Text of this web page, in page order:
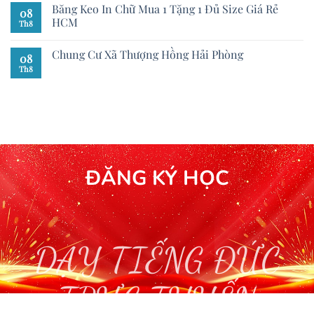
08
Th8
Băng Keo In Chữ Mua 1 Tặng 1 Đủ Size Giá Rẻ
HCM
08
Th8
Chung Cư Xã Thượng Hồng Hải Phòng
ĐĂNG KÝ HỌC
DẠY TIẾNG ĐỨC
TRỰC TUYẾN